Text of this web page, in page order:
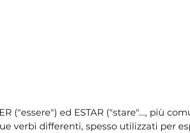
("essere") ed ESTAR ("stare"..., più
verbi differenti, spesso utilizzati per